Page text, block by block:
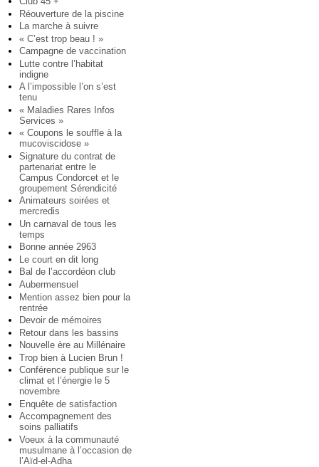
Réouverture de la piscine
La marche à suivre
« C’est trop beau ! »
Campagne de vaccination
Lutte contre l’habitat
indigne
A l’impossible l’on s’est
tenu
« Maladies Rares Infos
Services »
« Coupons le souffle à la
mucoviscidose »
Signature du contrat de
partenariat entre le
Campus Condorcet et le
groupement Sérendicité
Animateurs soirées et
mercredis
Un carnaval de tous les
temps
Bonne année 2963
Le court en dit long
Bal de l’accordéon club
Aubermensuel
Mention assez bien pour la
rentrée
Devoir de mémoires
Retour dans les bassins
Nouvelle ère au Millénaire
Trop bien à Lucien Brun !
Conférence publique sur le
climat et l’énergie le 5
novembre
Enquête de satisfaction
Accompagnement des
soins palliatifs
Voeux à la communauté
musulmane à l’occasion de
l’Aïd-el-Adha